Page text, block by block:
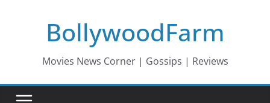
BollywoodFarm
Movies News Corner | Gossips | Reviews